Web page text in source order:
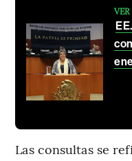
VER
Las consultas se